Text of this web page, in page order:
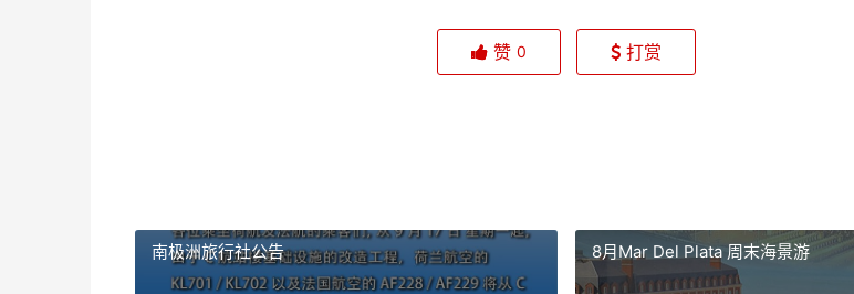
赞 0 打赏
南极洲旅行社公告 8月Mar Del Plata 周末海景游